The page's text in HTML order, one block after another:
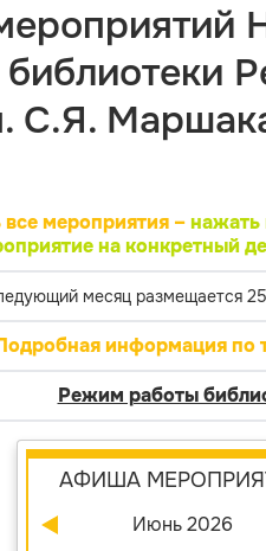
С.Я.
мероприятия – нажать
на конкретный
месяц размещается
информация по
Режим работы
АФИША
Июнь 2026